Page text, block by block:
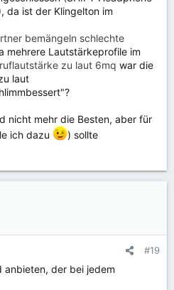
da ist der Klingelton im
bemängeln schlechte
mehrere Lautstärkeprofile im
zu laut 6mq war die
laut
nicht mehr die Besten, aber für
ich dazu
) sollte
#19
anbieten, der bei jedem